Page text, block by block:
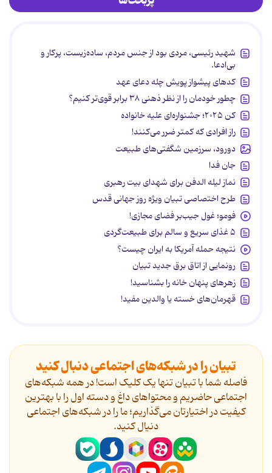
شهید رئیسی، مردی بود از جنس مردم، ساده‌زیست، پرکار و
بی‌ادعا.
کدهای پیشواز پویش چله دعای عهد
چطور خودمان را از نظر ذهنی ۳۸ برابر قوی‌تر کنیم؟
کن ۲۰۲۵؛ جشنواره‌ای علیه خانواده
راز افرادی که کمتر ضرر می‌کنند!
دورود، سرزمین شگفتی‌های طبیعت
جان فدا
نماز لیله الدفن برای شهدای بیت رهبری
طرح اختصاصی تبیان ویژه روز جهانی قدس
فومو؛ غول جیب‌بر فضای مجازی!
۵ غذای سریع و سالم برای طبیعت‌گردی
نتیجه حمله آمریکا به ایران چیست؟
رونمایی از اتاق برق جدید تبیان
زهرهای پنهان خانه را بشناسید!
قهرمان‌های خسته یا والدین مفید!
تبیان را در شبکه‌های اجتماعی دنبال کنید
فاصله شما با تبیان تنها یک کلیک است! در همه شبکه‌های
اجتماعی حاضریم و محتواهای داغ و دسته اول را با بهترین
کیفیت در اختیارتان می‌گذاریم؛ ما را در شبکه‌های اجتماعی
دنیال کنید.